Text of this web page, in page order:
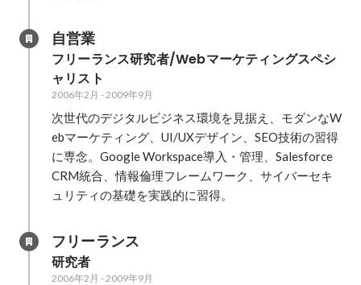
自営業
フリーランス研究者/Webマーケティングスペシ
ャリスト
2006年2月 - 2009年9月
次世代のデジタルビジネス環境を見据え、モダンなW
ebマーケティング、UI/UXデザイン、SEO技術の習得
に専念。Google Workspace導入・管理、Salesforce
CRM統合、情報倫理フレームワーク、サイバーセキ
ュリティの基礎を実践的に習得。
フリーランス
研究者
2006年2月 - 2009年9月